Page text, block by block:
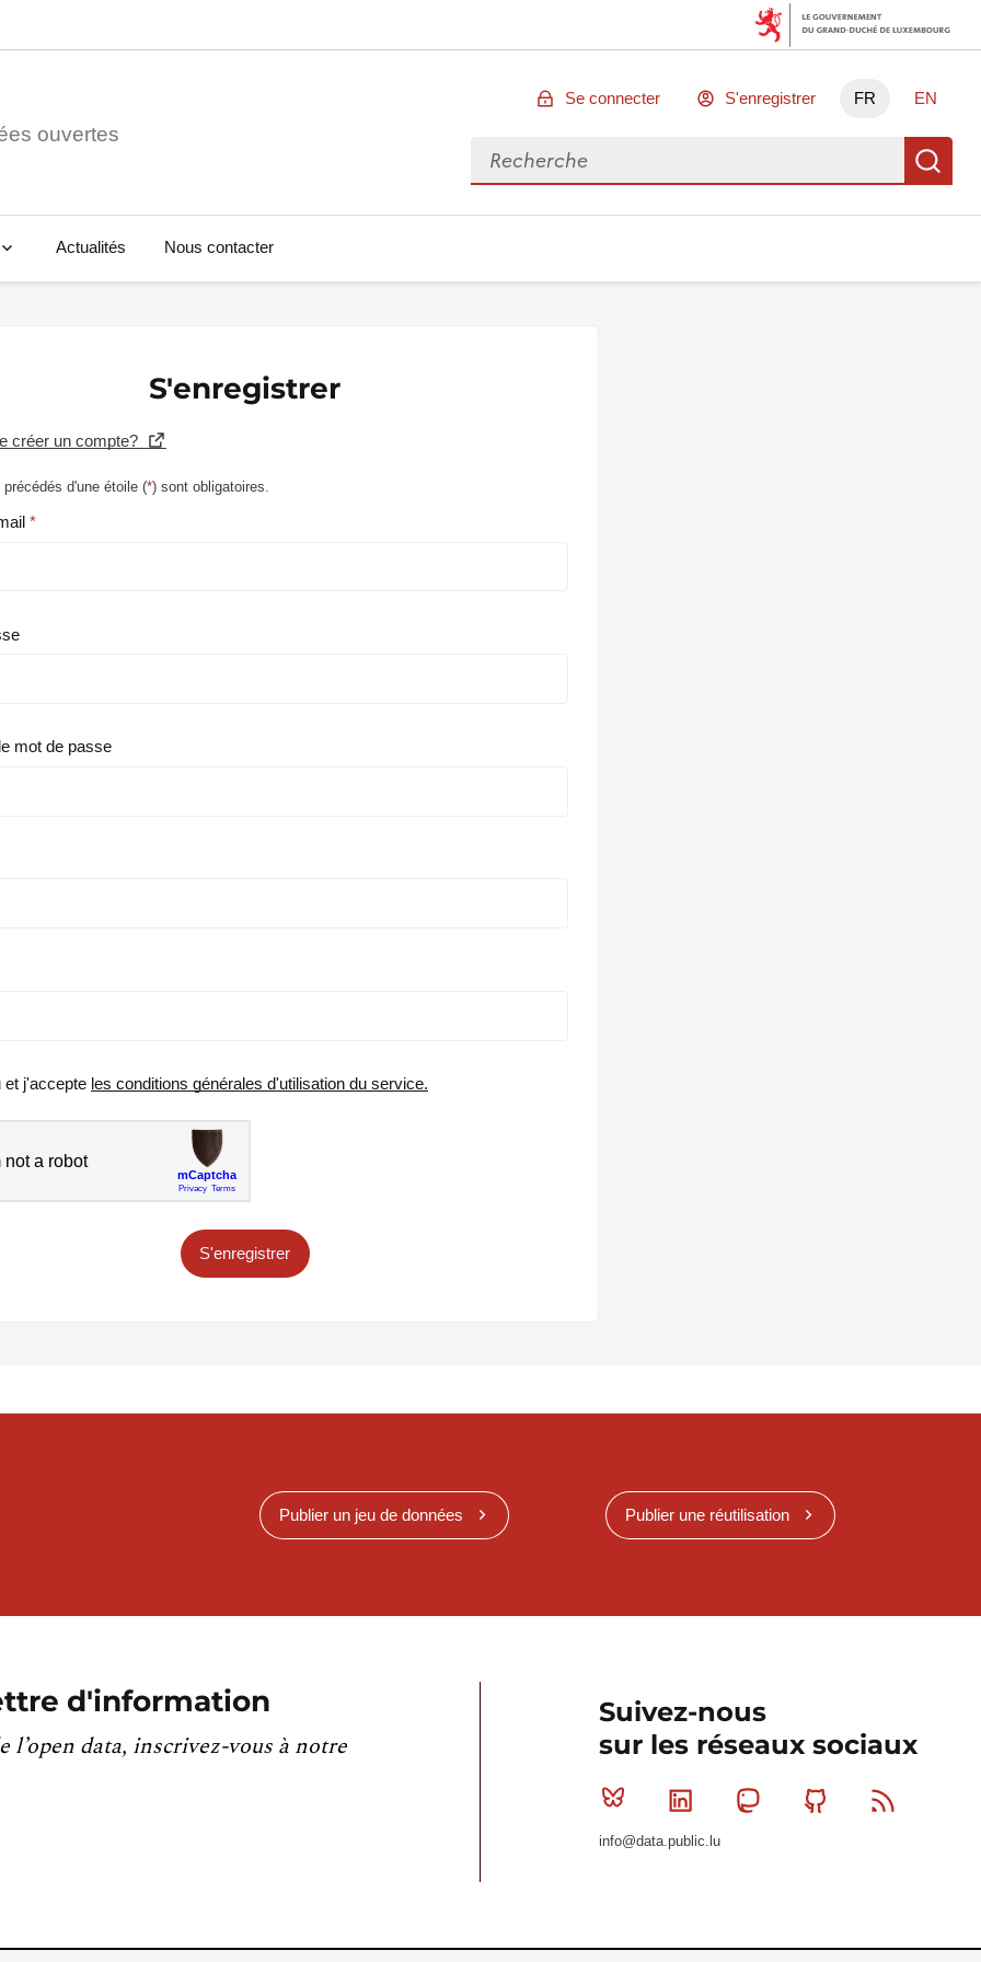
ouvertes
Se connecter S'enregistrer FR EN
Rechercher des données
Actualités Nous contacter
S'enregistrer
créer un compte?
d'une étoile (*) sont obligatoires.
mot de passe
et j'accepte les conditions générales d'utilisation du service.
S'enregistrer
Publier un jeu de données Publier une réutilisation
d'information
l’open data, inscrivez-vous à notre
Suivez-nous
sur les réseaux sociaux
Bluesky Linkedin MastodonGithub
info@data.public.lu